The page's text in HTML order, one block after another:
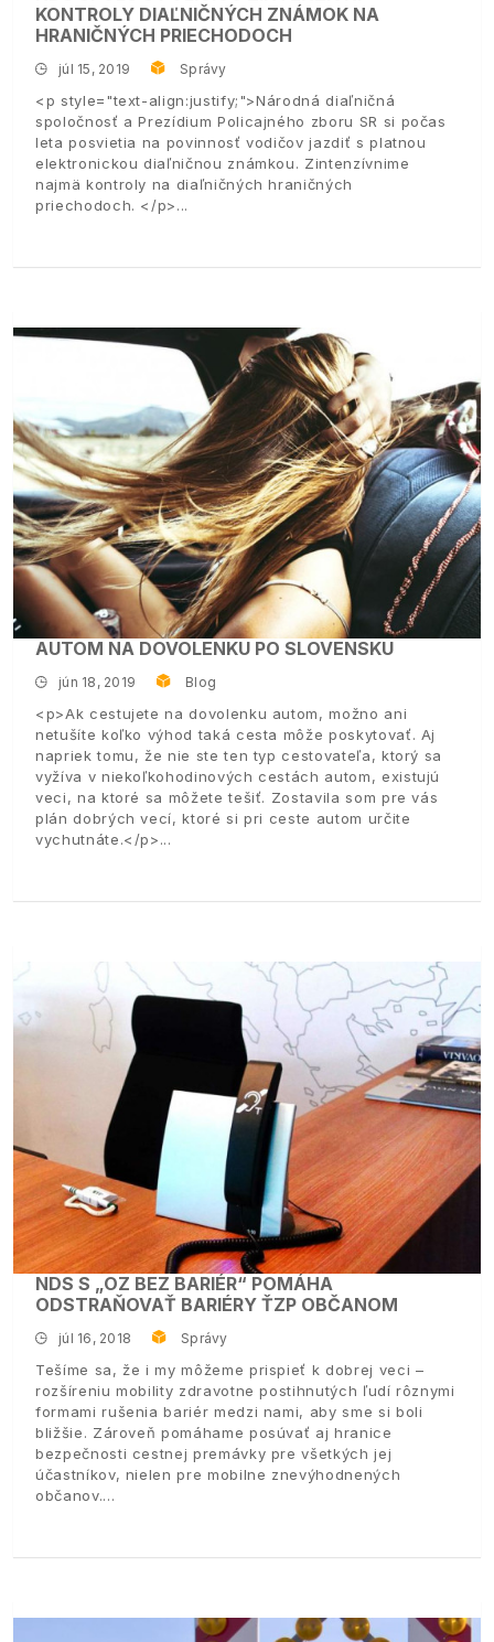
KONTROLY DIAĽNIČNÝCH ZNÁMOK NA
HRANIČNÝCH PRIECHODOCH
júl 15, 2019 Správy
<p style="text-align:justify;">Národná diaľničná
spoločnosť a Prezídium Policajného zboru SR si počas
leta posvietia na povinnosť vodičov jazdiť s platnou
elektronickou diaľničnou známkou. Zintenzívnime
najmä kontroly na diaľničných hraničných
priechodoch. </p>
AUTOM NA DOVOLENKU PO SLOVENSKU
jún 18, 2019 Blog
<p>Ak cestujete na dovolenku autom, možno ani
netušíte koľko výhod taká cesta môže poskytovať. Aj
napriek tomu, že nie ste ten typ cestovateľa, ktorý sa
vyžíva v niekoľkohodinových cestách autom, existujú
veci, na ktoré sa môžete tešiť. Zostavila som pre vás
plán dobrých vecí, ktoré si pri ceste autom určite
vychutnáte.</p>
NDS S „OZ BEZ BARIÉR“ POMÁHA
ODSTRAŇOVAŤ BARIÉRY ŤZP OBČANOM
júl 16, 2018 Správy
Tešíme sa, že i my môžeme prispieť k dobrej veci –
rozšíreniu mobility zdravotne postihnutých ľudí rôznymi
formami rušenia bariér medzi nami, aby sme si boli
bližšie. Zároveň pomáhame posúvať aj hranice
bezpečnosti cestnej premávky pre všetkých jej
účastníkov, nielen pre mobilne znevýhodnených
občanov.